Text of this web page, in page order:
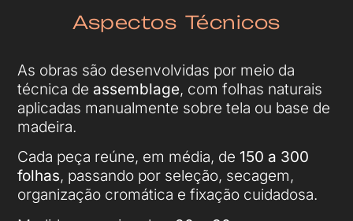
Aspectos Técnicos
As obras são desenvolvidas por meio da
técnica deassemblage, com folhas naturais
aplicadas manualmente sobre tela ou base de
madeira.
Cada peça reúne, em média, de150 a 300
folhas, passando por seleção, secagem,
organização cromática e fixação cuidadosa.